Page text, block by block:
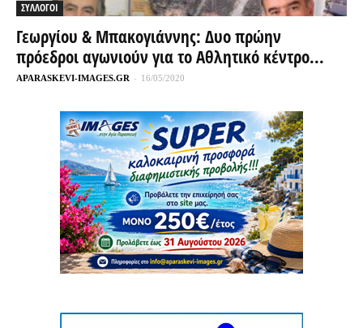
ΣΥΛΛΟΓΟΙ
Γεωργίου & Μπακογιάννης: Δυο πρώην
πρόεδροι αγωνιούν για το Αθλητικό κέντρο...
APARASKEVI-IMAGES.GR - 16/05/2020